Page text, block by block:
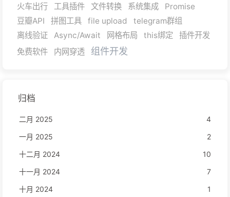
火车出行
工具插件 文件转换 系统集成
Promise
豆瓣API
拼图工具 file upload
telegram群组
离线验证
Async/Await 网格布局 this绑定
插件开发
免费软件
内网穿透 组件开发
归档
二月 2025
4
一月 2025
2
十二月 2024
10
十一月 2024
7
十月 2024
1